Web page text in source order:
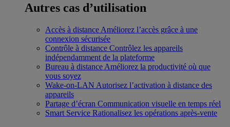
Autres cas d’utilisation
Accès à distance Améliorez l’accès grâce à une
connexion sécurisée
Contrôle à distance Contrôlez les appareils
indépendamment de la plateforme
Bureau à distance Améliorez la productivité où que
vous soyez
Wake-on-LAN Autorisez l’activation à distance des
appareils
Partage d’écran Communication visuelle en temps réel
Smart Service Rationalisez les opérations après-vente